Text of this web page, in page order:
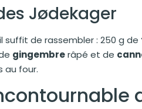
Jødekager
suffit de rassembler : 250 g de
gingembrerâpé et de
au four.